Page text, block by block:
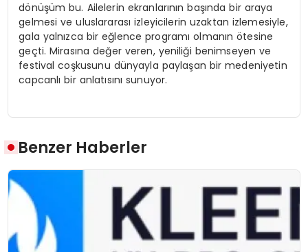
dönüşüm bu. Ailelerin ekranlarının başında bir araya
gelmesi ve uluslararası izleyicilerin uzaktan izlemesiyle,
gala yalnızca bir eğlence programı olmanın ötesine
geçti. Mirasına değer veren, yeniliği benimseyen ve
festival coşkusunu dünyayla paylaşan bir medeniyetin
capcanlı bir anlatısını sunuyor.
Benzer Haberler